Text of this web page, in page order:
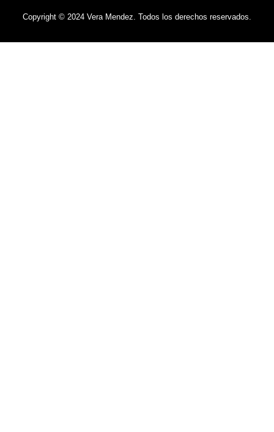
Copyright © 2024 Vera Mendez. Todos los derechos reservados.